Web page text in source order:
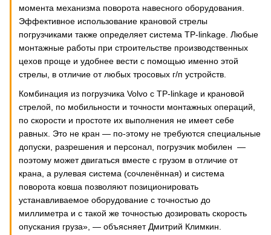
момента механизма поворота навесного оборудования.
Эффективное использование крановой стрелы
погрузчиками также определяет система TP-linkage. Любые
монтажные работы при строительстве производственных
цехов проще и удобнее вести с помощью именно этой
стрелы, в отличие от любых тросовых г/п устройств.
Комбинация из погрузчика Volvo с TP-linkage и крановой
стрелой, по мобильности и точности монтажных операций,
по скорости и простоте их выполнения не имеет себе
равных. Это не кран — по-этому не требуются специальные
допуски, разрешения и персонал, погрузчик мобилен —
поэтому может двигаться вместе с грузом в отличие от
крана, а рулевая система (сочленённая) и система
поворота ковша позволяют позиционировать
устанавливаемое оборудование с точностью до
миллиметра и с такой же точностью дозировать скорость
опускания груза», — объясняет Дмитрий Климкин.